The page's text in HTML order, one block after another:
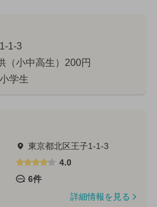
1-3
（小中高生）200円
学生
東京都北区王子1-1-3
4.0
6件
詳細情報を見る